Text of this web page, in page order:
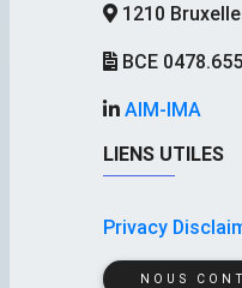
1210
BCE
AIM-IMA
LIENS UTILES
Privacy
NOUS